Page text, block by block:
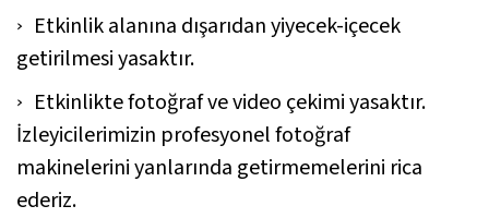
Etkinlik alanına dışarıdan yiyecek-içecek
getirilmesi yasaktır.
Etkinlikte fotoğraf ve video çekimi yasaktır.
İzleyicilerimizin profesyonel fotoğraf
makinelerini yanlarında getirmemelerini rica
ederiz.